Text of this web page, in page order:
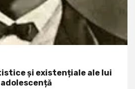
și existențiale ale lui
adolescență